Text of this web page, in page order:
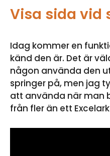
Visa sida vid
Idag kommer en
känd den är. Det är
någon använda den
springer på, men jag
att använda när man
från fler än ett